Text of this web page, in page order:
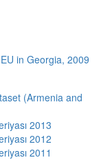
in Georgia, 2009
(Armenia and
2013
2012
2011